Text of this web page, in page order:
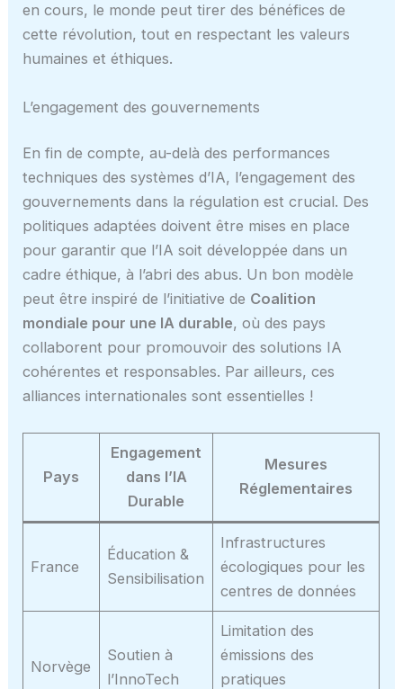
en cours, le monde peut tirer des bénéfices de
cette révolution, tout en respectant les valeurs
humaines et éthiques.
L’engagement des gouvernements
En fin de compte, au-delà des performances
techniques des systèmes d’IA, l’engagement des
gouvernements dans la régulation est crucial. Des
politiques adaptées doivent être mises en place
pour garantir que l’IA soit développée dans un
cadre éthique, à l’abri des abus. Un bon modèle
peut être inspiré de l’initiative de Coalition
mondiale pour une IA durable, où des pays
collaborent pour promouvoir des solutions IA
cohérentes et responsables. Par ailleurs, ces
alliances internationales sont essentielles !
Pays
Engagement
dans l’IA
Durable
Mesures
Réglementaires
France
Éducation &
Sensibilisation
Infrastructures
écologiques pour les
centres de données
Norvège
Soutien à
l’InnoTech
Limitation des
émissions des
pratiques